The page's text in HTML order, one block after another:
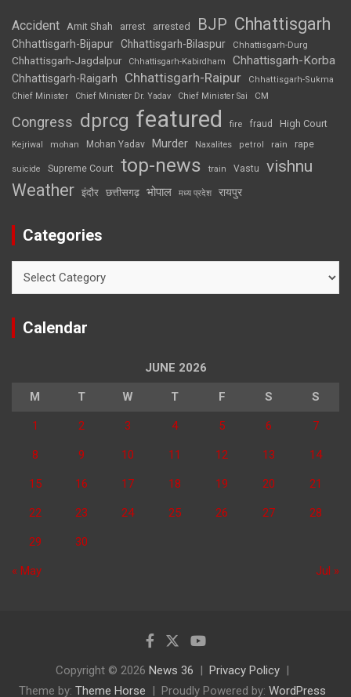
Accident Amit Shah arrest arrested BJP Chhattisgarh
Chhattisgarh-Bijapur Chhattisgarh-Bilaspur Chhattisgarh-Durg
Chhattisgarh-Jagdalpur Chhattisgarh-Kabirdham Chhattisgarh-Korba
Chhattisgarh-Raigarh Chhattisgarh-Raipur
Chhattisgarh-Sukma
Chief Minister
Chief Minister Dr. Yadav Chief Minister Sai CM
Congress dprcg featured fire fraud High Court
Kejriwal mohan Mohan Yadav Murder Naxalites petrol rain rape
suicide Supreme Court top-news train Vastu vishnu
Weather इंदौर छत्तीसगढ़ भोपाल मध्य प्रदेश रायपुर
Categories
Calendar
JUNE 2026
M T W T F S S
1 2 3 4 5 6 7
8 9 10 11 12 13 14
15 16 17 18 19 20 21
22 23 24 25 26 27 28
29 30
« May Jul »
Copyright © 2026 News 36
Privacy Policy
Theme by: Theme Horse Proudly Powered by: WordPress